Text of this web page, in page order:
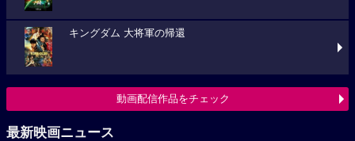
キングダム 大将軍の帰還
動画配信作品をチェック
最新映画ニュース